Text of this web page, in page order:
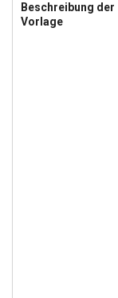
Beschreibung der
Vorlage